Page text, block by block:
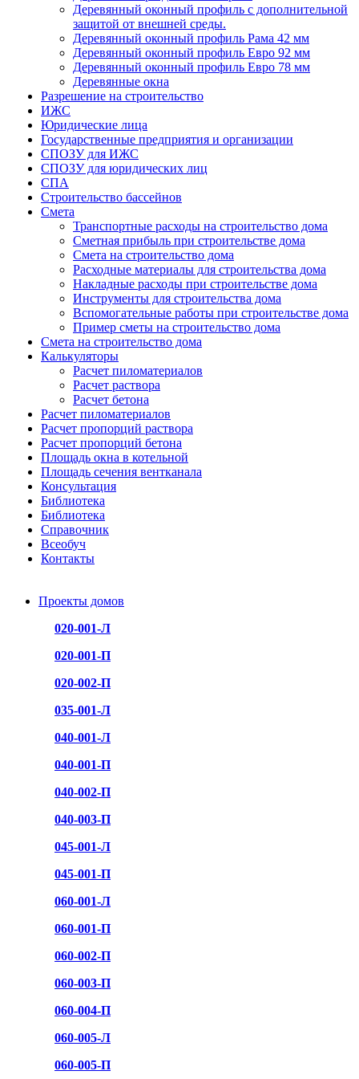
Деревянный оконный профиль с дополнительной
защитой от внешней среды.
Деревянный оконный профиль Рама 42 мм
Деревянный оконный профиль Евро 92 мм
Деревянный оконный профиль Евро 78 мм
Деревянные окна
Разрешение на строительство
ИЖС
Юридические лица
Государственные предприятия и организации
СПОЗУ для ИЖС
СПОЗУ для юридических лиц
СПА
Строительство бассейнов
Смета
Транспортные расходы на строительство дома
Сметная прибыль при строительстве дома
Смета на строительство дома
Расходные материалы для строительства дома
Накладные расходы при строительстве дома
Инструменты для строительства дома
Вспомогательные работы при строительстве дома
Пример сметы на строительство дома
Смета на строительство дома
Калькуляторы
Расчет пиломатериалов
Расчет раствора
Расчет бетона
Расчет пиломатериалов
Расчет пропорций раствора
Расчет пропорций бетона
Площадь окна в котельной
Площадь сечения вентканала
Консультация
Библиотека
Библиотека
Справочник
Всеобуч
Контакты
Проекты домов
020-001-Л
020-001-П
020-002-П
035-001-Л
040-001-Л
040-001-П
040-002-П
040-003-П
045-001-Л
045-001-П
060-001-Л
060-001-П
060-002-П
060-003-П
060-004-П
060-005-Л
060-005-П